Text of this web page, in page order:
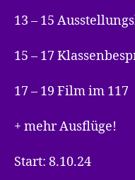
13 – 15
15 – 17
17 – 19 Film im 117
+ mehr Ausflüge!
Start: 8.10.24